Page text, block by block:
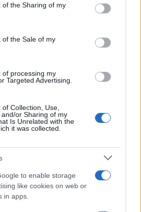
or usage behaviour. You may click to
to Google and its third-party tags to
specified purposes in below Google
of the Sharing of my
of the Sale of my
of processing my
Targeted Advertising.
Collection, Use,
or Sharing of my
Is Unrelated with the
it was collected.
to enable storage
like cookies on web or
in apps.
possibilità di capitalizzare
e future, assicurandosi un
immobiliare